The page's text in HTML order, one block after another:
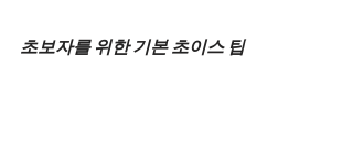
초보자를 위한 기본 초이스 팁